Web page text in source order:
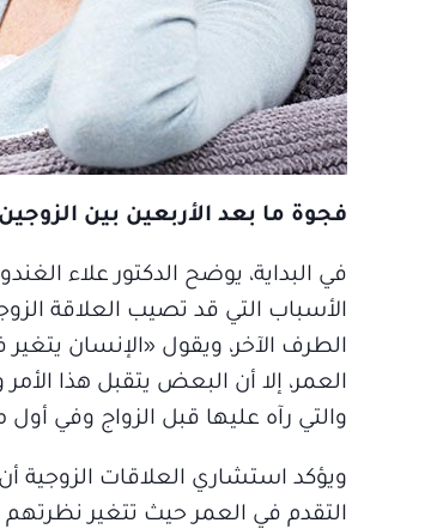
فجوة ما بعد الأربعين بين
في البداية، يوضح الدكتور علاء
الأسباب التي قد تصيب العلاقة
الطرف الآخر، ويقول «الإنسان
العمر، إلا أن البعض يتقبل هذا
والتي رآه عليها قبل الزواج وفي أول
ويؤكد استشاري العلاقات الزوجية
التقدم في العمر حيث تتغير